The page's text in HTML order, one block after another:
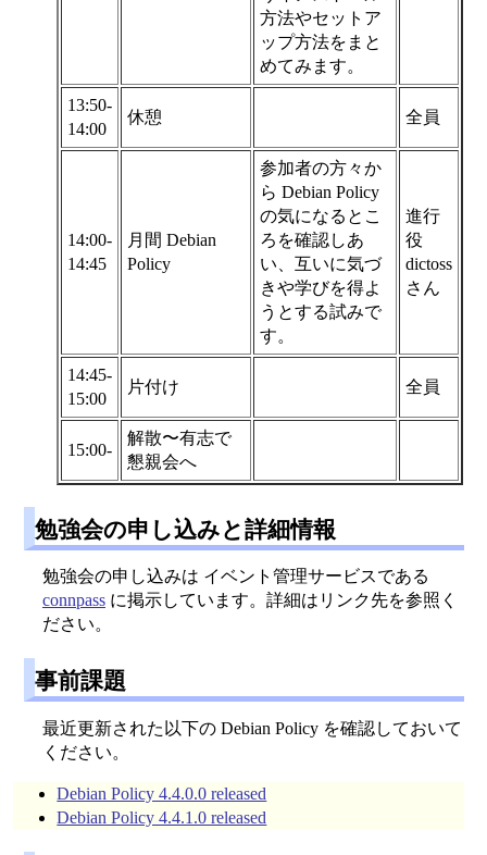
方法やセットア
ップ方法をまと
めてみます。
13:50-
14:00
休憩 全員
14:00-
14:45
月間 Debian
Policy
参加者の方々か
ら Debian Policy
の気になるとこ
ろを確認しあ
い、互いに気づ
きや学びを得よ
うとする試みで
す。
進行
役
dictoss
さん
14:45-
15:00
片付け 全員
15:00-
解散〜有志で
懇親会へ
勉強会の申し込みと詳細情報
勉強会の申し込みは イベント管理サービスである
connpassに掲示しています。詳細はリンク先を参照く
ださい。
事前課題
最近更新された以下の Debian Policy を確認しておいて
ください。
Debian Policy 4.4.0.0 released
Debian Policy 4.4.1.0 released